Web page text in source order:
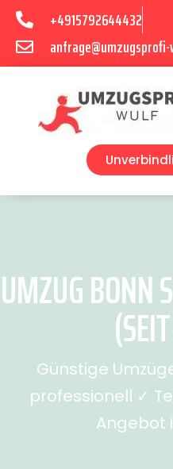
+4915792644432
UMZUG BONN
Günstige
professionell ✓
Angebot